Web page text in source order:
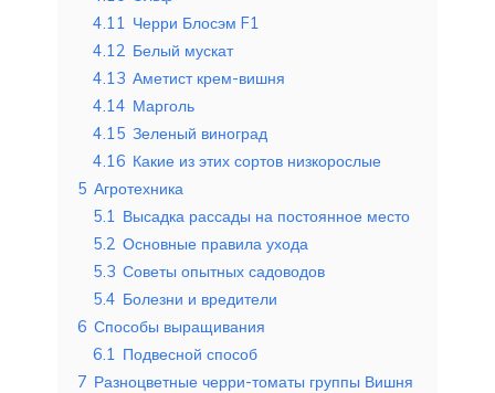
4.11 Черри Блосэм F1
4.12 Белый мускат
4.13 Аметист крем-вишня
4.14 Марголь
4.15 Зеленый виноград
4.16 Какие из этих сортов низкорослые
5 Агротехника
5.1 Высадка рассады на постоянное место
5.2 Основные правила ухода
5.3 Советы опытных садоводов
5.4 Болезни и вредители
6 Способы выращивания
6.1 Подвесной способ
7 Разноцветные черри-томаты группы Вишня